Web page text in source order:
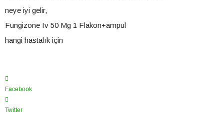
neye iyi gelir,
Fungizone Iv 50 Mg 1 Flakon+ampul
hangi hastalık için
Facebook
Twitter